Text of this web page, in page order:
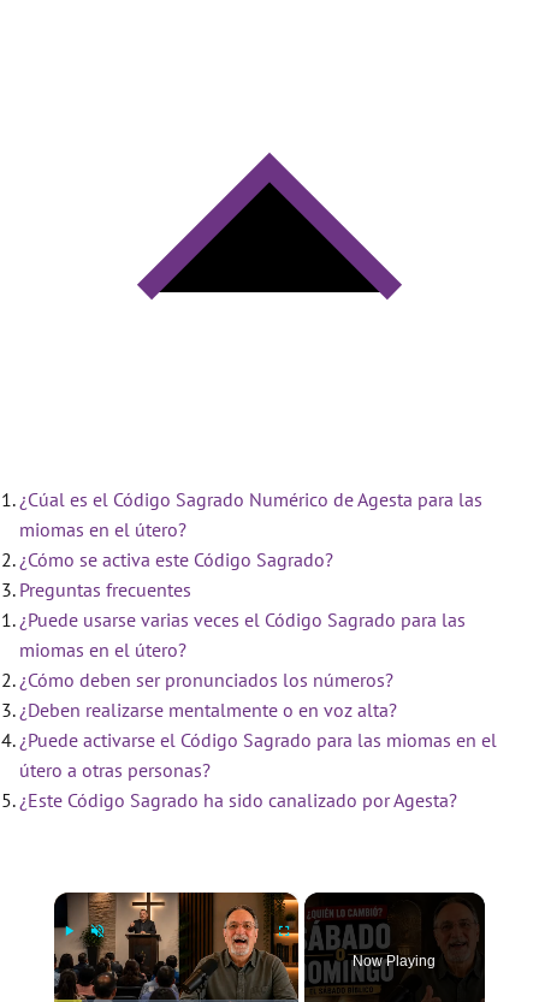
¿Cúal es el Código Sagrado Numérico de Agesta para las
miomas en el útero?
¿Cómo se activa este Código Sagrado?
Preguntas frecuentes
¿Puede usarse varias veces el Código Sagrado para las
miomas en el útero?
¿Cómo deben ser pronunciados los números?
¿Deben realizarse mentalmente o en voz alta?
¿Puede activarse el Código Sagrado para las miomas en el
útero a otras personas?
¿Este Código Sagrado ha sido canalizado por Agesta?
×
Now Playing